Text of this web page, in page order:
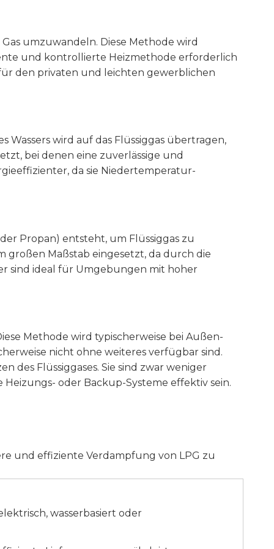
umzuwandeln. Diese Methode wird
und kontrollierte Heizmethode erforderlich
den privaten und leichten gewerblichen
Wassers wird auf das Flüssiggas übertragen,
bei denen eine zuverlässige und
da sie Niedertemperatur-
Propan) entsteht, um Flüssiggas zu
Maßstab eingesetzt, da durch die
sind ideal für Umgebungen mit hoher
Methode wird typischerweise bei Außen-
nicht ohne weiteres verfügbar sind.
Flüssiggases. Sie sind zwar weniger
oder Backup-Systeme effektiv sein.
und effiziente Verdampfung von LPG zu
wasserbasiert oder